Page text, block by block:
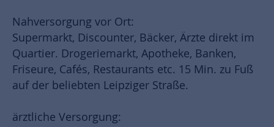
Nahversorgung vor Ort:
Supermarkt, Discounter, Bäcker, Ärzte direkt im
Quartier. Drogeriemarkt, Apotheke, Banken,
Friseure, Cafés, Restaurants etc. 15 Min. zu Fuß
auf der beliebten Leipziger Straße.
ärztliche Versorgung: